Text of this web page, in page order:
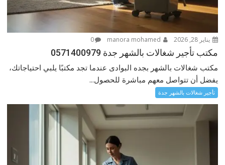
يناير 28, 2026 0
مكتب تأجير شغالات بالشهر جدة 0571400979
مكتب شغالات بالشهر بجده البوادى عندما تجد مكتبًا يلبي احتياجاتك،
يفضل أن تتواصل معهم مباشرة للحصول...
تأجير شغالات بالشهر جدة